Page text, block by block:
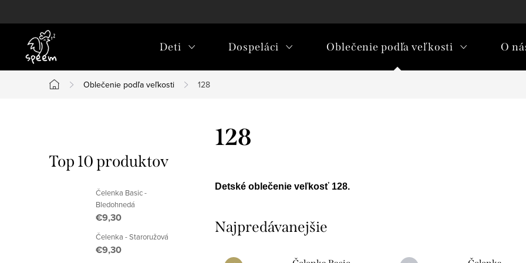
na
Deti Dospeláci Oblečenie podľa veľkosti O
Domov
Oblečenie podľa veľkosti 128
o
Top 10 produktov
Čelenka Basic -
Bledohnedá
€9,30
Čelenka - Staroružová
€9,30
128
Detské oblečenie veľkosť 128.
Najpredávanejšie